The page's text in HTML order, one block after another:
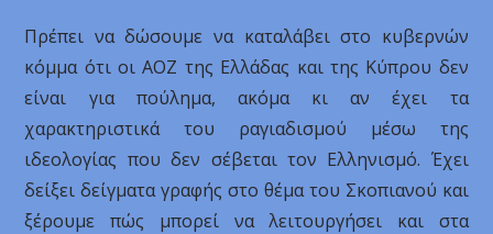
Πρέπει να δώσουμε να καταλάβει στο κυβερνών
κόμμα ότι οι ΑΟΖ της Ελλάδας και της Κύπρου δεν
είναι για πούλημα, ακόμα κι αν έχει τα
χαρακτηριστικά του ραγιαδισμού μέσω της
ιδεολογίας που δεν σέβεται τον Ελληνισμό. Έχει
δείξει δείγματα γραφής στο θέμα του Σκοπιανού και
ξέρουμε πώς μπορεί να λειτουργήσει και στα